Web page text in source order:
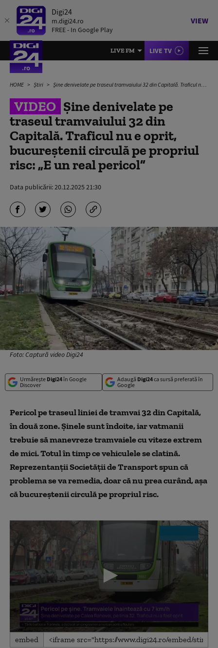
Digi24
m.digi24.ro
FREE - In Google Play
VIEW
LIVE FM LIVE TV
HOME Știri Șine denivelate pe traseul tramvaiului 32 din Capitală. Traficul nu e oprit, bucureștenii circulă pe propriul risc: „E un real pericol”
VIDEO Șine denivelate pe
traseul tramvaiului 32 din
Capitală. Traficul nu e oprit,
bucureștenii circulă pe propriul
risc: „E un real pericol”
Data publicării:20.12.2025 21:30
Foto: Captură video Digi24
Urmărește Digi24în Google
Discover
Adaugă Digi24ca sursă preferată în
Google
Pericol pe traseul liniei de tramvai 32 din Capitală,
în două zone. Șinele sunt îndoite, iar vatmanii
trebuie să manevreze tramvaiele cu viteze extrem
de mici. Totul în timp ce vehiculele se clatină.
Reprezentanții Societății de Transport spun că
problema se va remedia, doar că nu prea curând, așa
că bucureștenii circulă pe propriul risc.
0
seconds
embed